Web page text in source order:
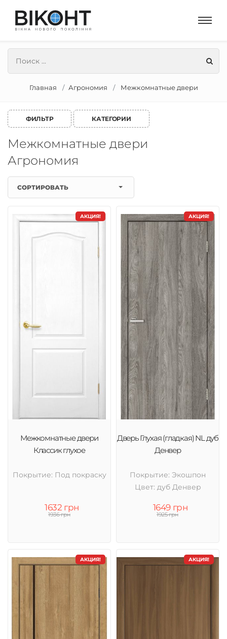
Главная Агрономия Межкомнатные двери
ФИЛЬТР КАТЕГОРИИ
Межкомнатные двери
Агрономия
СОРТИРОВАТЬ
АКЦИЯ!
Межкомнатные двери
Классик глухое
Покрытие: Под покраску
1632 грн
1936 грн
АКЦИЯ!
Дверь Глухая (гладкая) NL дуб
Денвер
Покрытие: Экошпон
Цвет: дуб Денвер
1649 грн
1925 грн
АКЦИЯ! АКЦИЯ!